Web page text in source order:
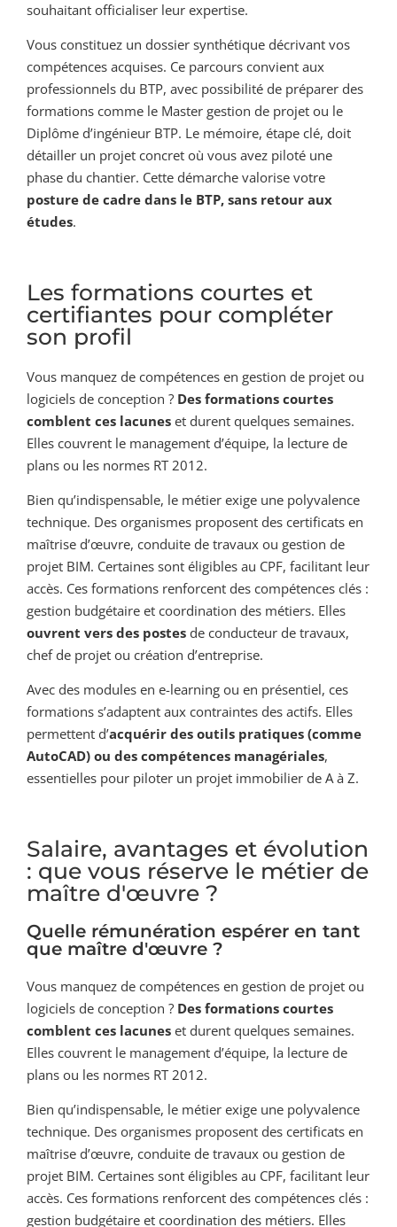
souhaitant officialiser leur expertise.
Vous constituez un dossier synthétique décrivant vos
compétences acquises. Ce parcours convient aux
professionnels du BTP, avec possibilité de préparer des
formations comme le Master gestion de projet ou le
Diplôme d’ingénieur BTP. Le mémoire, étape clé, doit
détailler un projet concret où vous avez piloté une
phase du chantier. Cette démarche valorise votre
posture de cadre dans le BTP, sans retour aux
études.
Les formations courtes et
certifiantes pour compléter
son profil
Vous manquez de compétences en gestion de projet ou
logiciels de conception ? Des formations courtes
comblent ces lacunes et durent quelques semaines.
Elles couvrent le management d’équipe, la lecture de
plans ou les normes RT 2012.
Bien qu’indispensable, le métier exige une polyvalence
technique. Des organismes proposent des certificats en
maîtrise d’œuvre, conduite de travaux ou gestion de
projet BIM. Certaines sont éligibles au CPF, facilitant leur
accès. Ces formations renforcent des compétences clés :
gestion budgétaire et coordination des métiers. Elles
ouvrent vers des postes de conducteur de travaux,
chef de projet ou création d’entreprise.
Avec des modules en e-learning ou en présentiel, ces
formations s’adaptent aux contraintes des actifs. Elles
permettent d’acquérir des outils pratiques (comme
AutoCAD) ou des compétences managériales,
essentielles pour piloter un projet immobilier de A à Z.
Salaire, avantages et évolution
: que vous réserve le métier de
maître d'œuvre ?
Quelle rémunération espérer en tant
que maître d'œuvre ?
Vous manquez de compétences en gestion de projet ou
logiciels de conception ? Des formations courtes
comblent ces lacunes et durent quelques semaines.
Elles couvrent le management d’équipe, la lecture de
plans ou les normes RT 2012.
Bien qu’indispensable, le métier exige une polyvalence
technique. Des organismes proposent des certificats en
maîtrise d’œuvre, conduite de travaux ou gestion de
projet BIM. Certaines sont éligibles au CPF, facilitant leur
accès. Ces formations renforcent des compétences clés :
gestion budgétaire et coordination des métiers. Elles